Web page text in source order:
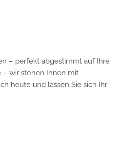
– perfekt abgestimmt auf Ihre
– wir stehen Ihnen mit
heute und lassen Sie sich Ihr